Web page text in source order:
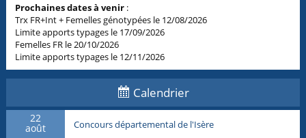
Prochaines dates à venir :
Trx FR+Int + Femelles génotypées le 12/08/2026
Limite apports typages le 17/09/2026
Femelles FR le 20/10/2026
Limite apports typages le 12/11/2026
Calendrier
22
août Concours départemental de l'Isère